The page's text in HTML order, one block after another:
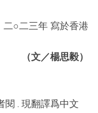
二○二三年 寫於香港
（文／楊思毅）
閱 . 現翻譯爲中文